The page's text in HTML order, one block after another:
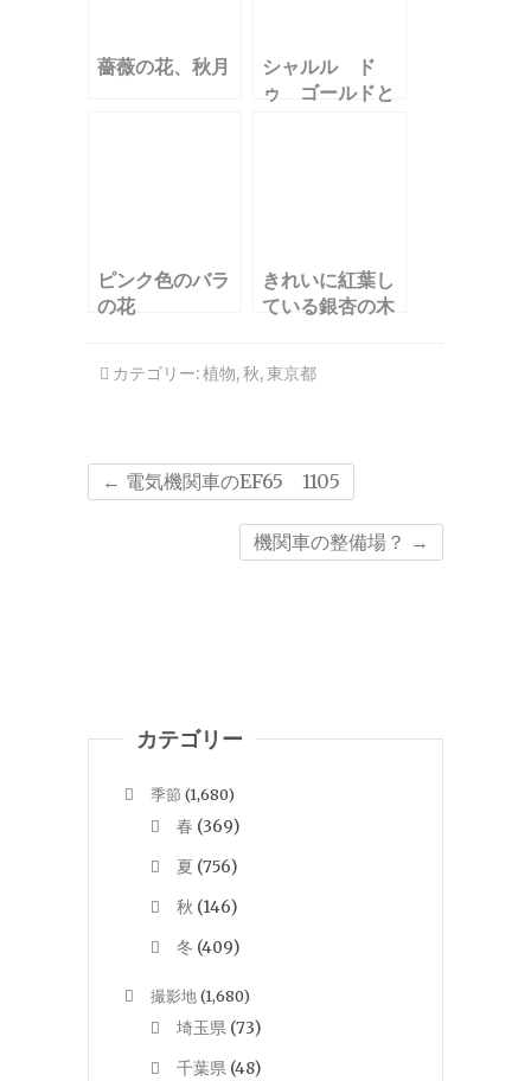
薔薇の花、秋月
シャルル ド
ゥ ゴールドと
ピンク色のバラ
の花
きれいに紅葉し
ている銀杏の木
カテゴリー:植物,秋,東京都
← 電気機関車のEF65 1105
機関車の整備場？ →
カテゴリー
季節 (1,680)
春 (369)
夏 (756)
秋 (146)
冬 (409)
撮影地(1,680)
埼玉県 (73)
千葉県 (48)